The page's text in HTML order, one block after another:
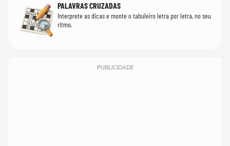
PALAVRAS CRUZADAS
Interprete as dicas e monte o tabuleiro letra por letra, no seu
ritmo.
PUBLICIDADE